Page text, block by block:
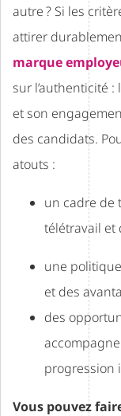
autre ? Si les
attirer
marque
sur l’authenticité :
et son
des candidats.
atouts :
un cadre de
télétravail et
une
et des
des
progression
Vous pouvez